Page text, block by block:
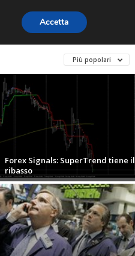
Più popolari
Forex Signals: SuperTrend tiene il
ribasso
Accetta